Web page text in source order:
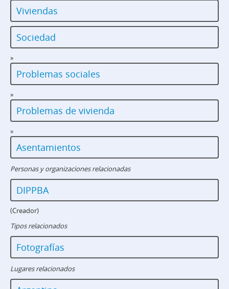
Viviendas
Sociedad
»
Problemas sociales
»
Problemas de vivienda
»
Asentamientos
Personas y organizaciones relacionadas
DIPPBA
(Creador)
Tipos relacionados
Fotografías
Lugares relacionados